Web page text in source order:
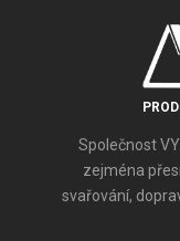
Společnost
zejména
svařování,